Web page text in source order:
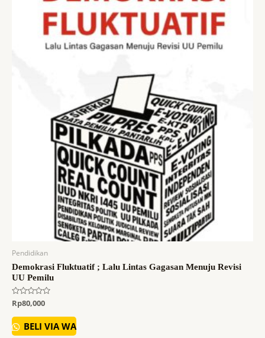
Pendidikan
Demokrasi Fluktuatif ; Lalu Lintas Gagasan Menuju Revisi
UU Pemilu
Dinilai
dari
5
Rp80,000
BELI VIA WA